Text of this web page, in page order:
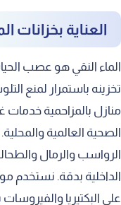
العناية بخزانات
الماء النقي هو عصب
تخزينه باستمرار لمنع
منازل بالمزاحمية خدمات
الصحية العالمية
الرواسب والرمال
الداخلية بدقة. نستخدم
على البكتيريا